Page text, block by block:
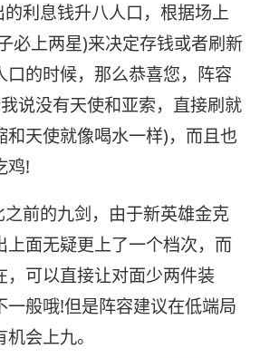
利息钱升八人口，根据场上
必上两星)来决定存钱或者刷新
口的时候，那么恭喜您，阵容
说没有天使和亚索，直接刷就
和天使就像喝水一样)，而且也
鸡!
前的九剑，由于新英雄金克
上面无疑更上了一个档次，而
，可以直接让对面少两件装
一般哦!但是阵容建议在低端局
会上九。